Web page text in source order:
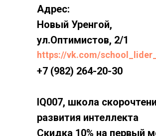
Адрес:
Новый Уренгой,
ул.Оптимистов, 2/1
+7 (982) 264-20-30
IQ007, школа
развития интеллекта
Скидка 10% на первый
https://vk.com/